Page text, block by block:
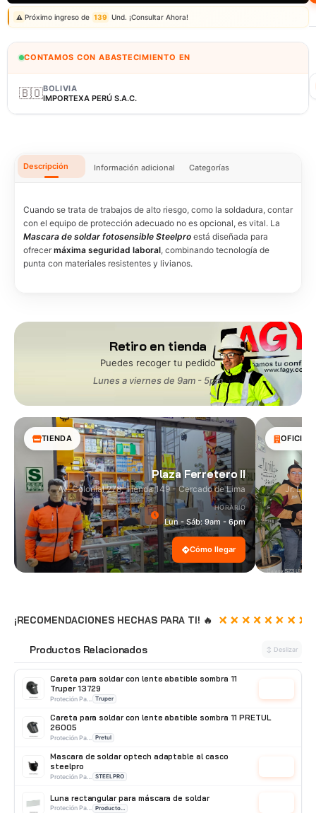
⚠️ Próximo ingreso de 139 Und. ¡Consultar Ahora!
CONTAMOS CON ABASTECIMIENTO EN
🇧🇴BOLIVIA
IMPORTEXA PERÚ S.A.C.
Descripción Información adicional Categorías
Cuando se trata de trabajos de alto riesgo, como la soldadura, contar
con el equipo de protección adecuado no es opcional, es vital. La
Mascara de soldar fotosensible Steelpro está diseñada para
ofrecer máxima seguridad laboral, combinando tecnología de
punta con materiales resistentes y livianos.
Retiro en tienda
Puedes recoger tu pedido
Lunes a viernes de 9am - 5pm
TIENDA
Plaza Ferretero II
Av. Colonial 278, Tienda 149 - Cercado de Lima
HORARIO
Lun - Sáb: 9am - 6pm
Cómo llegar
OFICINA
Jr. Las
¡RECOMENDACIONES HECHAS PARA TI! 🔥
Productos Relacionados ↕ Deslizar
Careta para soldar con lente abatible sombra 11
Truper 13729
Truper
Careta para soldar con lente abatible sombra 11 PRETUL
26005
Pretul
Mascara de soldar optech adaptable al casco
steelpro
STEELPRO
Luna rectangular para máscara de soldar
Proteción Para Soldar